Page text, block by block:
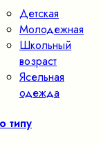
Детская
Молодежная
Школьный
возраст
Ясельная
одежда
типу